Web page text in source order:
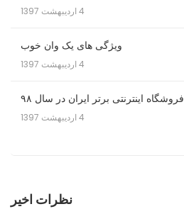
4 اردیبهشت 1397
ویژگی های یک وان خوب
4 اردیبهشت 1397
فروشگاه اینترنتی برتر ایران در سال ۹۸
4 اردیبهشت 1397
نظرات اخیر